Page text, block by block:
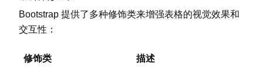
Bootstrap 提供了多种修饰类来增强表格的视觉效果和
交互性：
修饰类 描述